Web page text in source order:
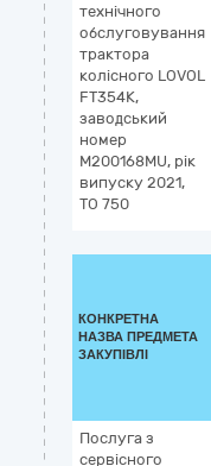
технічного
обслуговування
трактора
колісного LOVOL
FT354K,
заводський
номер
M200168MU, рік
випуску 2021,
ТО 750
КОНКРЕТНА
НАЗВА ПРЕДМЕТА
ЗАКУПІВЛІ
Послуга з
сервісного